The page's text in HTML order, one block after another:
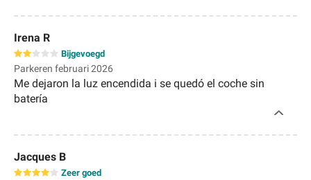
Irena R
Bijgevoegd
Parkeren februari 2026
Me dejaron la luz encendida i se quedó el coche sin
batería
Jacques B
Zeer goed